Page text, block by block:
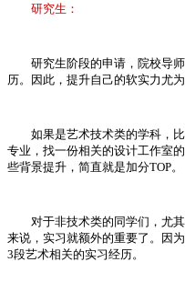
研究生：
研究生阶段的申请，院校导师
历。因此，提升自己的软实力尤为
如果是艺术技术类的学科，比
专业，找一份相关的设计工作室
些背景提升，简直就是加分TOP。
对于非技术类的同学们，尤其
来说，实习就额外的重要了。因
3段艺术相关的实习经历。